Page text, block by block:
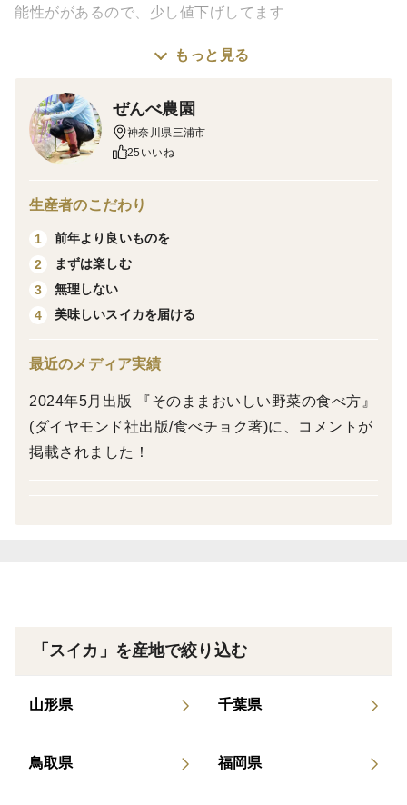
能性ががあるので、少し値下げしてます
※伝票に訳ありと表記されますので、贈り物の方はご注
＜味＞
シャリ食感、糖度は平均12度で、中には14度まで高く
自宅までわざわざ買いに来てくださる方が増えていま
す！
＜栽培のこだわり＞
植え付けから収穫まで、どんな天候とも上手く付き合い
ながら、収穫、出荷目指して取り組んでいます！
＜産地の特徴＞
品種指定はお受け出来ません
シャリシャリ食感の甘いスイカです
もっと見る
ぜんべ農園
神奈川県三浦市
25いいね
生産者のこだわり
1
前年より良いものを
2
まずは楽しむ
3
無理しない
4
美味しいスイカを届ける
最近のメディア実績
2024年5月出版 『そのままおいしい野菜の食べ方』
(ダイヤモンド社出版/食べチョク著)に、コメントが
掲載されました！
「スイカ」を産地で絞り込む
山形県 千葉県
鳥取県 福岡県